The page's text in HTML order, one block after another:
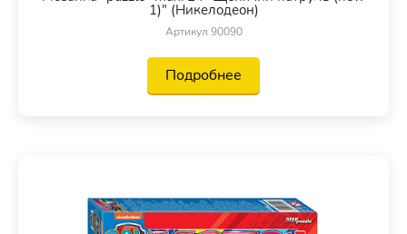
1)" (Никелодеон)
Артикул 90090
Подробнее